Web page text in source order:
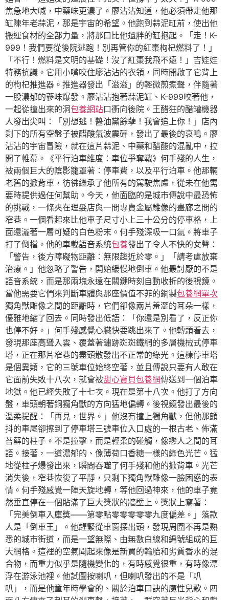
焦急地大喊，中藥味更濃了。廖沾沾知道，他必須帶走他那
缸陳年老蒜泥，那是宇宙的希望。他跑到蒜泥缸前，使出他
搬運食材的全部力量，將那口比他還胖的缸抱起。「走！K-
999！我們要從後院逃跑！別再管你的紅棗枸杞燃料了！」
「不行！燃料是文明的基礎！沒了紅棗我飛不遠！」吉娃娃
特務抗議。它用小嘴咬住廖沾沾的衣領，同時開啟了它背上
的枸杞推進器。推進器發出「滋滋」的輕微煎煮聲，伴隨著
一股濃郁的蔘味爆發。廖沾沾抱著蒜泥缸、K-999咬著他，
一起從撞出來的洞包養網站口衝向後院。王醋狂的醋罐機器
人發出尖叫：「別想逃！醬油黨餘孽！我會追上你！」店內
剩下的所有空盤子被醋酸氣波震碎，發出了最後的哀鳴。廖
沾沾的宇宙冒險，就在這片蒜泥、中藥和醋酸的混亂中，拉
開了帷幕。《平行泊車維度：車位爭奪戰》何手殘的人生，
被兩個巨大的陰影籠罩著：停車費，以及平行泊車。他那輛
老舊的掀背車，彷彿繼承了他所有的駕駛焦慮，從未在他需
要時提供過任何幫助。今天，他面臨的是城市傳說中最恐怖
的挑戰，一條夾在理髮店與一間專賣金屬雕像的畫廊之間的
窄巷。一個看起來比他車子尺寸小上三十公分的停車格，上
面還灑著一層可疑的白色粉末。何手殘深吸一口氣。將車子
打了倒檔。他的車載語音系統包養發出了令人不快的女聲：
「警告，後方障礙物距離：無限趨近於零。」「請考慮放棄
治療。」他忽略了警告，開始緩慢地倒車。他最討厭的不是
語音系統，而是那兩塊永遠在關鍵時刻自動收折的後視鏡。
當他需要它們來判斷車體與那座價值不菲的銅製包養網單次
獨角獸雕像之間的距離時，它們卻像兩片羞澀的耳朵一樣，
優雅地縮了回去。同時發出低語：「你還是別看了，反正你
也停不好。」何手殘感覺心臟快要跳出來了。他轉頭看去，
發現那座高聳入雲、覆蓋著鏽跡斑斑鐵網的多層機械式停車
塔，正在那片窄巷的盡頭散發出不正常的綠光。這棟停車塔
是個異類，它的三號車位始終空著，並且傳說只要有人敢在
它面前失敗十八次，就會被甜心寶貝包養網傳送到一個泊車
地獄。他已經失敗了十七次。現在是第十八次。他打了方向
盤，車頭朝著銅獨角獸的方向猛地偏轉。後視鏡發出最後的
溫柔提醒：「再見，世界。」他沒有撞上獨角獸，但他那顫
抖的車尾卻擦到了停車塔三號車位入口處的一根古老、佈滿
苔蘚的柱子。不是撞擊，而是輕柔的碰觸，像戀人之間的耳
語。接著，一道濃郁的、像薄荷口香糖一樣的綠色光芒。猛
地從柱子爆發出來，瞬間吞噬了何手殘和他的掀背車。光芒
消失後，窄巷恢復了平靜，只剩下獨角獸雕像一臉困惑的表
情。何手殘感覺一陣天旋地轉，等他回過神來，他的車子竟
然垂直停在一個貼滿了巨大獎狀的牆壁上。獎狀上寫著：
「完美倒車入庫獎——第零點零零零零零九度偏差。」落款
人是「倒車王」。他趕緊從車窗探出頭，發現周圍不再是熟
悉的城市街道，而是一望無際、由無數白線和編號組成的巨
大網格。這裡的空氣聞起來像是新買的輪胎和劣質香水的混
合物，而重力似乎是隨機變化的，有時感覺很重，有時像漂
浮在游泳池裡。他試圖按喇叭，但喇叭發出的不是「叭
叭」，而是他童年時學會的、關於泊車口訣的魔性兒歌。四